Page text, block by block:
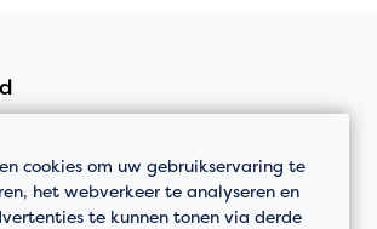
cookies om uw gebruikservaring te
het webverkeer te analyseren en
te kunnen tonen via derde